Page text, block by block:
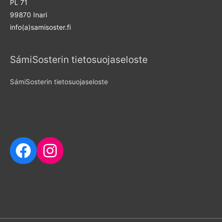
o
PL 71
99870 Inari
info(a)samisoster.fi
SámiSosterin tietosuojaseloste
SámiSosterin tietosuojaseloste
Facebook
Instagram